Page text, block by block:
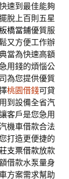
速到最佳能夠
脫上百則五星
橋當鋪優質服
又方便工作辦
當為快速高額
用錢的煩惱公
為您提供優質
桃園借錢可貸
到設備全省汽
客戶是您急用
機車借款合法
打造更便捷的
支票借款放款
借款水泵量身
方案需求幫助